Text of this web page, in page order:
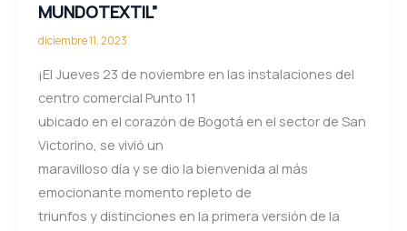
MUNDOTEXTIL”
diciembre 11, 2023
¡El Jueves 23 de noviembre en las instalaciones del
centro comercial Punto 11
ubicado en el corazón de Bogotá en el sector de San
Victorino, se vivió un
maravilloso día y se dio la bienvenida al más
emocionante momento repleto de
triunfos y distinciones en la primera versión de la